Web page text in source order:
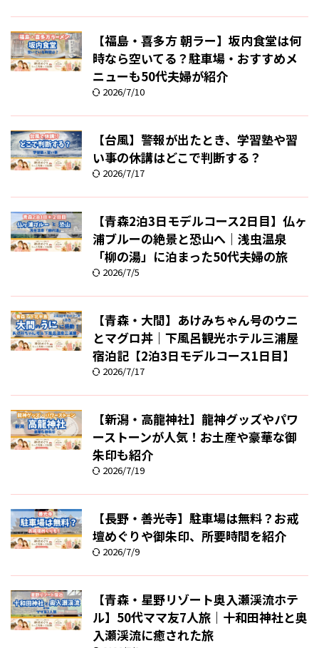
【福島・喜多方 朝ラー】坂内食堂は何
時なら空いてる？駐車場・おすすめメ
ニューも50代夫婦が紹介
2026/7/10
【台風】警報が出たとき、学習塾や習
い事の休講はどこで判断する？
2026/7/17
【青森2泊3日モデルコース2日目】仏ヶ
浦ブルーの絶景と恐山へ｜浅虫温泉
「柳の湯」に泊まった50代夫婦の旅
2026/7/5
【青森・大間】あけみちゃん号のウニ
とマグロ丼｜下風呂観光ホテル三浦屋
宿泊記【2泊3日モデルコース1日目】
2026/7/17
【新潟・高龍神社】龍神グッズやパワ
ーストーンが人気！お土産や豪華な御
朱印も紹介
2026/7/19
【長野・善光寺】駐車場は無料？お戒
壇めぐりや御朱印、所要時間を紹介
2026/7/9
【青森・星野リゾート奥入瀬渓流ホテ
ル】50代ママ友7人旅｜十和田神社と奥
入瀬渓流に癒された旅